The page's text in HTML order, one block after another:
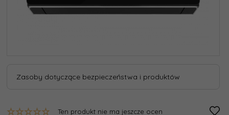
Zasoby dotyczące bezpieczeństwa i produktów
Ten produkt nie ma jeszcze ocen